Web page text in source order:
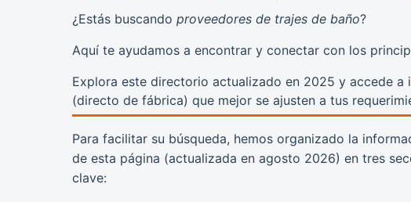
¿Estás buscando proveedores de trajes de baño?
Aquí te ayudamos a encontrar y conectar con los
Explora este directorio actualizado en 2025 y accede a
(directo de fábrica) que mejor se ajusten a tus
Para facilitar su búsqueda, hemos organizado la
de esta página (actualizada en agosto 2026) en tres
clave: